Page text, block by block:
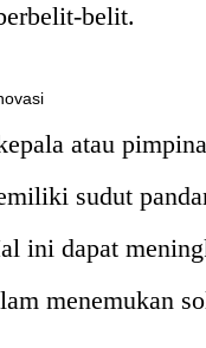
belit.
atau
sudut
ini dapat
menemukan